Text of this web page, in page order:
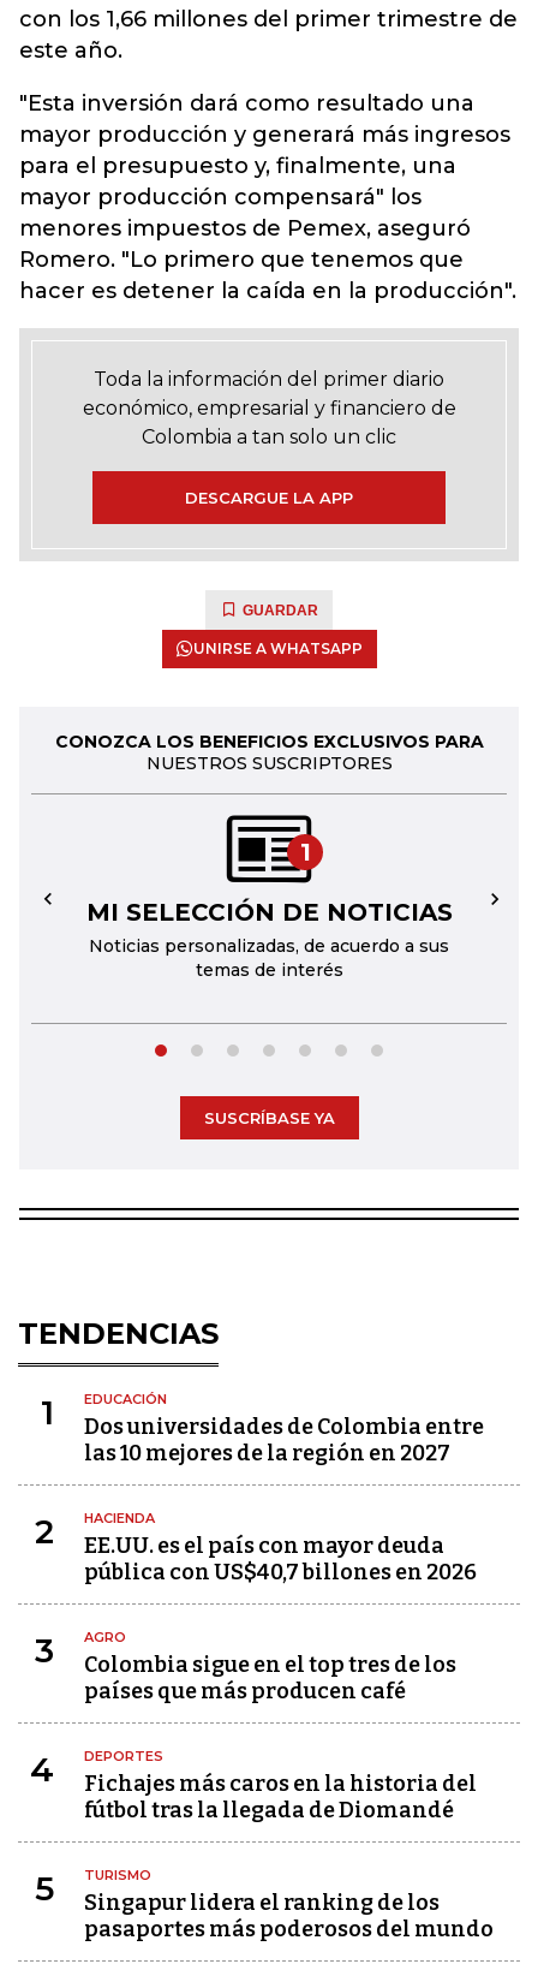
con los 1,66 millones del primer trimestre de
este año.
"Esta inversión dará como resultado una
mayor producción y generará más ingresos
para el presupuesto y, finalmente, una
mayor producción compensará" los
menores impuestos de Pemex, aseguró
Romero. "Lo primero que tenemos que
hacer es detener la caída en la producción".
Toda la información del primer diario
económico, empresarial y financiero de
Colombia a tan solo un clic
DESCARGUE LA APP
GUARDAR
UNIRSE A WHATSAPP
CONOZCA LOS BENEFICIOS EXCLUSIVOS PARA
NUESTROS SUSCRIPTORES
1
MI SELECCIÓN DE NOTICIAS
Noticias personalizadas, de acuerdo a sus
temas de interés
← →
SUSCRÍBASE YA
TENDENCIAS
1 EDUCACIÓN
Dos universidades de Colombia entre
las 10 mejores de la región en 2027
2 HACIENDA
EE.UU. es el país con mayor deuda
pública con US$40,7 billones en 2026
3 AGRO
Colombia sigue en el top tres de los
países que más producen café
4 DEPORTES
Fichajes más caros en la historia del
fútbol tras la llegada de Diomandé
5 TURISMO
Singapur lidera el ranking de los
pasaportes más poderosos del mundo